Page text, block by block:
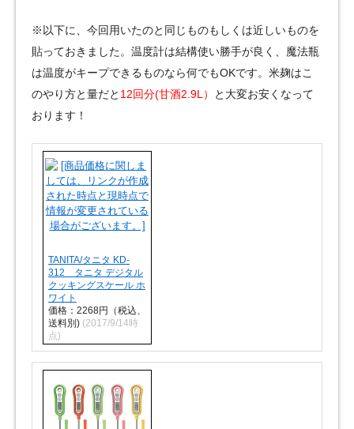
※以下に、今回用いたのと同じものもしくは近しいものを
貼っておきました。温度計は結構使い勝手が良く、魔法瓶
は温度がキープできるものなら何でもOKです。米麹はこ
のやり方と量だと 12回分(甘酒2.9L）
と大変お安くなって
おります！
TANITA/タニタ KD-
312 タニタ デジタル
クッキングスケール ホ
ワイト
価格：2268円（税込、
送料別) (2017/9/14時
点)